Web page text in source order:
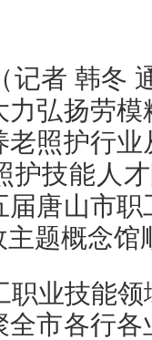
（记者 韩冬
弘扬劳
照护行
护技能人
唐山市
题概念馆
职业技能
市各行